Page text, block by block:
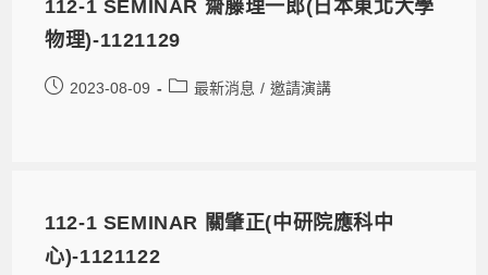
112-1 SEMINAR 齋藤理一郎(日本東北大學
物理)-1121129
2023-08-09 最新消息 / 邀請演講
112-1 SEMINAR 關肇正(中研院應科中
心)-1121122